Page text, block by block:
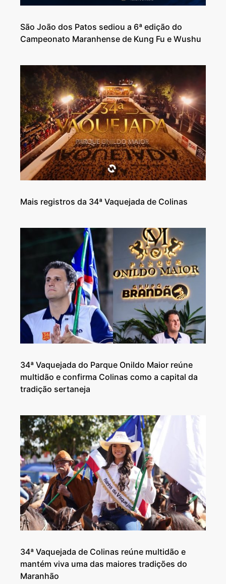
São João dos Patos sediou a 6ª edição do
Campeonato Maranhense de Kung Fu e Wushu
Mais registros da 34ª Vaquejada de Colinas
34ª Vaquejada do Parque Onildo Maior reúne
multidão e confirma Colinas como a capital da
tradição sertaneja
34ª Vaquejada de Colinas reúne multidão e
mantém viva uma das maiores tradições do
Maranhão